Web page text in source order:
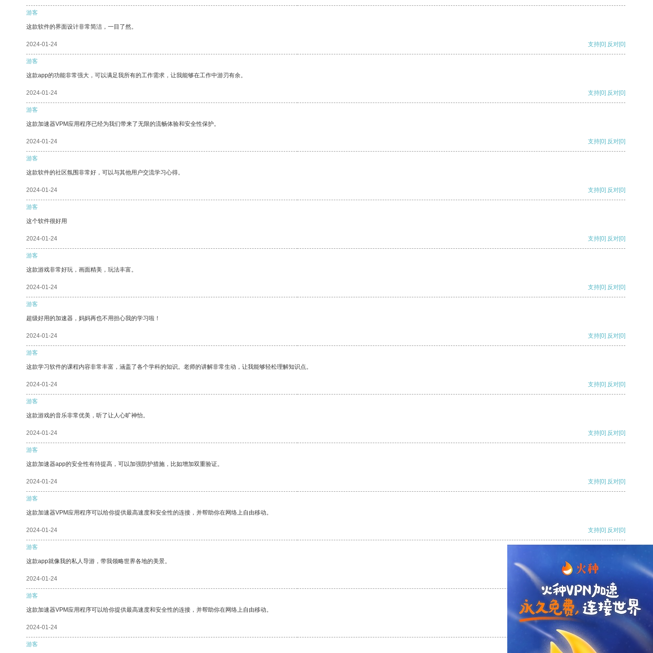
游客
这款软件的界面设计非常简洁，一目了然。
2024-01-24 支持[0] 反对[0]
游客
这款app的功能非常强大，可以满足我所有的工作需求，让我能够在工作中游刃有余。
2024-01-24 支持[0] 反对[0]
游客
这款加速器VPM应用程序已经为我们带来了无限的流畅体验和安全性保护。
2024-01-24 支持[0] 反对[0]
游客
这款软件的社区氛围非常好，可以与其他用户交流学习心得。
2024-01-24 支持[0] 反对[0]
游客
这个软件很好用
2024-01-24 支持[0] 反对[0]
游客
这款游戏非常好玩，画面精美，玩法丰富。
2024-01-24 支持[0] 反对[0]
游客
超级好用的加速器，妈妈再也不用担心我的学习啦！
2024-01-24 支持[0] 反对[0]
游客
这款学习软件的课程内容非常丰富，涵盖了各个学科的知识。老师的讲解非常生动，让我能够轻松理解知识点。
2024-01-24 支持[0] 反对[0]
游客
这款游戏的音乐非常优美，听了让人心旷神怡。
2024-01-24 支持[0] 反对[0]
游客
这款加速器app的安全性有待提高，可以加强防护措施，比如增加双重验证。
2024-01-24 支持[0] 反对[0]
游客
这款加速器VPM应用程序可以给你提供最高速度和安全性的连接，并帮助你在网络上自由移动。
2024-01-24 支持[0] 反对[0]
游客
这款app就像我的私人导游，带我领略世界各地的美景。
2024-01-24
游客
这款加速器VPM应用程序可以给你提供最高速度和安全性的连接，并帮助你在网络上自由移动。
2024-01-24 反对
游客